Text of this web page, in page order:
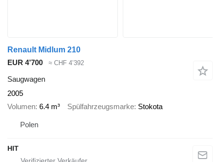
Renault Midlum 210
EUR 4’700
≈ CHF 4’392
Saugwagen
2005
Volumen 6.4 m³ Spülfahrzeugsmarke Stokota
Polen
HIT